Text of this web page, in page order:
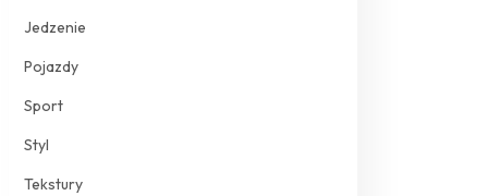
Jedzenie
Pojazdy
Sport
Styl
Tekstury